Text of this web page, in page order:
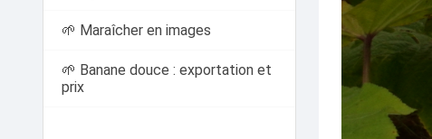
🌱 Maraîcher en images
🌱 Banane douce : exportation et
prix